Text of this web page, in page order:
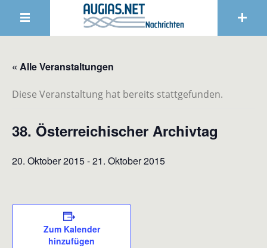
« Alle Veranstaltungen
Diese Veranstaltung hat bereits stattgefunden.
38. Österreichischer Archivtag
20. Oktober 2015-21. Oktober 2015
Zum Kalender
hinzufügen